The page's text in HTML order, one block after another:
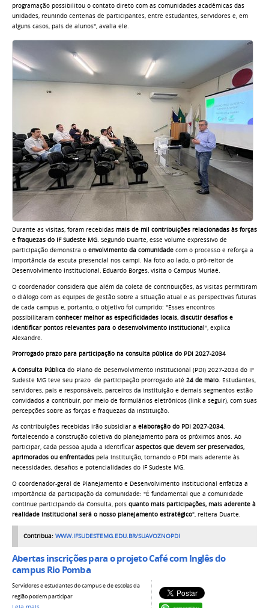
programação possibilitou o contato direto com as comunidades acadêmicas das
unidades, reunindo centenas de participantes, entre estudantes, servidores e, em
alguns casos, pais de alunos", avalia ele.
Durante as visitas, foram recebidas mais de mil contribuições relacionadas às forças
e fraquezas do IF Sudeste MG. Segundo Duarte, esse volume expressivo de
participação demonstra o envolvimento da comunidade com o processo e reforça a
importância da escuta presencial nos campi. Na foto ao lado, o pró-reitor de
Desenvolvimento Institucional, Eduardo Borges, visita o Campus Muriaé.
O coordenador considera que além da coleta de contribuições, as visitas permitiram
o diálogo com as equipes de gestão sobre a situação atual e as perspectivas futuras
de cada campus e, portanto, o objetivo foi cumprido: "Esses encontros
possibilitaram conhecer melhor as especificidades locais, discutir desafios e
identificar pontos relevantes para o desenvolvimento institucional", explica
Alexandre.
Prorrogado prazo para participação na consulta pública do PDI 2027-2034
A Consulta Pública do Plano de Desenvolvimento Institucional (PDI) 2027-2034 do IF
Sudeste MG teve seu prazo de participação prorrogado até 24 de maio. Estudantes,
servidores, pais e responsáveis, parceiros da instituição e demais segmentos estão
convidados a contribuir, por meio de formulários eletrônicos (link a seguir), com suas
percepções sobre as forças e fraquezas da instituição.
As contribuições recebidas irão subsidiar a elaboração do PDI 2027-2034,
fortalecendo a construção coletiva do planejamento para os próximos anos. Ao
participar, cada pessoa ajuda a identificar aspectos que devem ser preservados,
aprimorados ou enfrentados pela instituição, tornando o PDI mais aderente às
necessidades, desafios e potencialidades do IF Sudeste MG.
O coordenador-geral de Planejamento e Desenvolvimento Institucional enfatiza a
importância da participação da comunidade: "É fundamental que a comunidade
continue participando da Consulta, pois quanto mais participações, mais aderente à
realidade institucional será o nosso planejamento estratégico", reitera Duarte.
Contribua:WWW.IFSUDESTEMG.EDU.BR/SUAVOZNOPDI
Abertas inscrições para o projeto Café com Inglês do
campus Rio Pomba
Servidores e estudantes do campus e de escolas da
região podem participar